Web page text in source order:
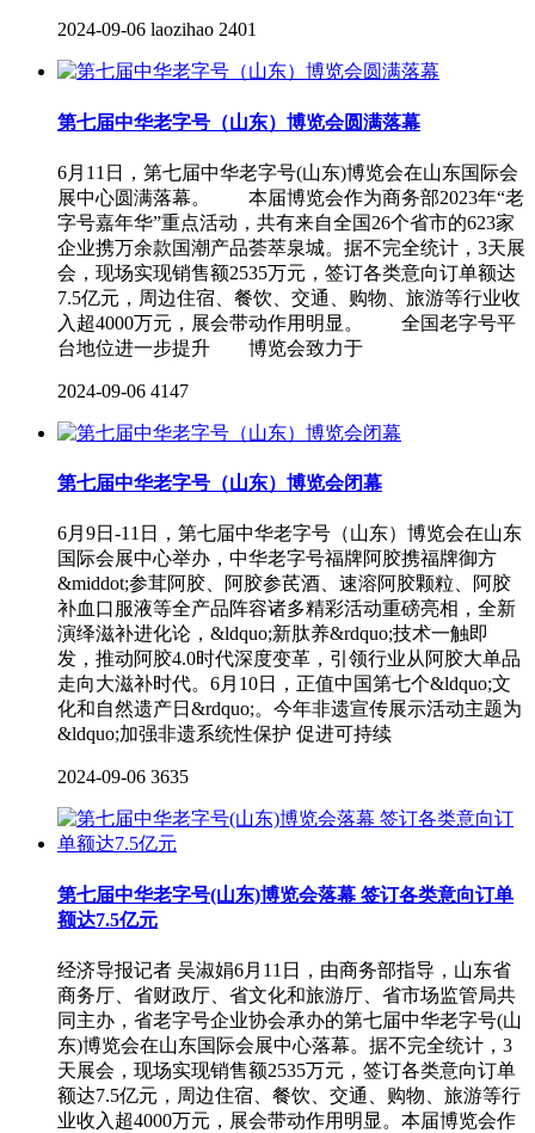
2024-09-06 laozihao 2401
第七届中华老字号（山东）博览会圆满落幕
6月11日，第七届中华老字号(山东)博览会在山东国际会
展中心圆满落幕。 本届博览会作为商务部2023年“老
字号嘉年华”重点活动，共有来自全国26个省市的623家
企业携万余款国潮产品荟萃泉城。据不完全统计，3天展
会，现场实现销售额2535万元，签订各类意向订单额达
7.5亿元，周边住宿、餐饮、交通、购物、旅游等行业收
入超4000万元，展会带动作用明显。 全国老字号平
台地位进一步提升 博览会致力于
2024-09-06 4147
第七届中华老字号（山东）博览会闭幕
6月9日-11日，第七届中华老字号（山东）博览会在山东
国际会展中心举办，中华老字号福牌阿胶携福牌御方
&middot;参茸阿胶、阿胶参芪酒、速溶阿胶颗粒、阿胶
补血口服液等全产品阵容诸多精彩活动重磅亮相，全新
演绎滋补进化论，&ldquo;新肽养&rdquo;技术一触即
发，推动阿胶4.0时代深度变革，引领行业从阿胶大单品
走向大滋补时代。6月10日，正值中国第七个&ldquo;文
化和自然遗产日&rdquo;。今年非遗宣传展示活动主题为
&ldquo;加强非遗系统性保护 促进可持续
2024-09-06 3635
第七届中华老字号(山东)博览会落幕 签订各类意向订单
额达7.5亿元
经济导报记者 吴淑娟6月11日，由商务部指导，山东省
商务厅、省财政厅、省文化和旅游厅、省市场监管局共
同主办，省老字号企业协会承办的第七届中华老字号(山
东)博览会在山东国际会展中心落幕。据不完全统计，3
天展会，现场实现销售额2535万元，签订各类意向订单
额达7.5亿元，周边住宿、餐饮、交通、购物、旅游等行
业收入超4000万元，展会带动作用明显。本届博览会作